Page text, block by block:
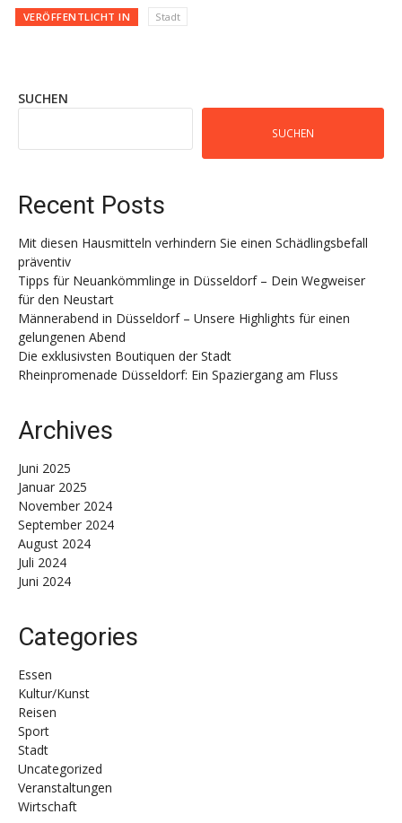
VERÖFFENTLICHT IN Stadt
SUCHEN
SUCHEN
Recent Posts
Mit diesen Hausmitteln verhindern Sie einen Schädlingsbefall
präventiv
Tipps für Neuankömmlinge in Düsseldorf – Dein Wegweiser
für den Neustart
Männerabend in Düsseldorf – Unsere Highlights für einen
gelungenen Abend
Die exklusivsten Boutiquen der Stadt
Rheinpromenade Düsseldorf: Ein Spaziergang am Fluss
Archives
Juni 2025
Januar 2025
November 2024
September 2024
August 2024
Juli 2024
Juni 2024
Categories
Essen
Kultur/Kunst
Reisen
Sport
Stadt
Uncategorized
Veranstaltungen
Wirtschaft